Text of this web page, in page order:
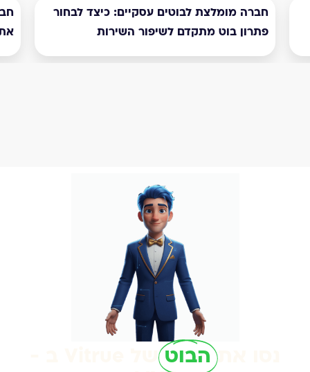
חברה מומלצת לבוטים עסקיים: כיצד לבחור
פתרון בוט מתקדם לשיפור השירות
נסו את הבוט